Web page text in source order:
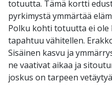
totuutta. Tämä kortti
pyrkimystä ymmärtää
Polku kohti totuutta ei ole
tapahtuu vähitellen.
Sisäinen kasvu ja
ne vaativat aikaa ja
joskus on tarpeen